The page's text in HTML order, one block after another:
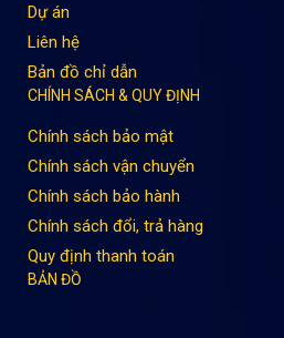
Dự án
Liên hệ
Bản đồ chỉ dẫn
CHÍNH SÁCH & QUY ĐỊNH
Chính sách bảo mật
Chính sách vận chuyển
Chính sách bảo hành
Chính sách đổi, trả hàng
Quy định thanh toán
BẢN ĐỒ